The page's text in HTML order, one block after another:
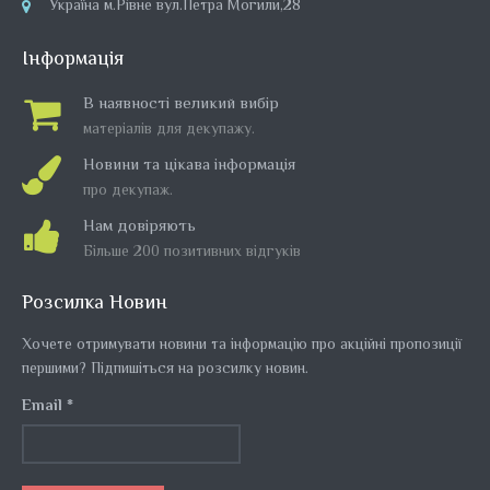
..
295.00грн
Україна м.Рівне вул.Петра Могили,28
Інформація
В наявності великий вибір
матеріалів для декупажу.
Новини та цікава інформація
про декупаж.
Нам довіряють
Більше 200 позитивних відгуків
Розсилка Новин
Хочете отримувати новини та інформацію про акційні пропозиції
першими? Підпишіться на розсилку новин.
Email *